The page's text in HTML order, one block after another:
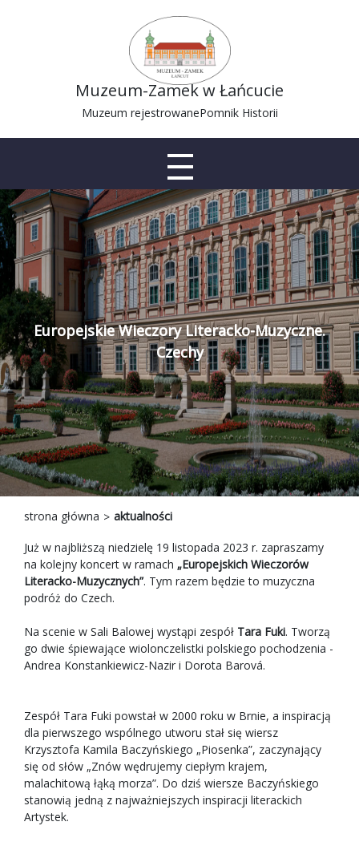
Muzeum-Zamek w Łańcucie
Muzeum rejestrowanePomnik Historii
Europejskie Wieczory Literacko-Muzyczne.
Czechy
strona główna aktualności
Już w najbliższą niedzielę 19 listopada 2023 r. zapraszamy
na kolejny koncert w ramach „Europejskich Wieczorów
Literacko-Muzycznych”. Tym razem będzie to muzyczna
podróż do Czech.
Na scenie w Sali Balowej wystąpi zespół Tara Fuki. Tworzą
go dwie śpiewające wiolonczelistki polskiego pochodzenia -
Andrea Konstankiewicz-Nazir i Dorota Barová.
Zespół Tara Fuki powstał w 2000 roku w Brnie, a inspiracją
dla pierwszego wspólnego utworu stał się wiersz
Krzysztofa Kamila Baczyńskiego „Piosenka”, zaczynający
się od słów „Znów wędrujemy ciepłym krajem,
malachitową łąką morza”. Do dziś wiersze Baczyńskiego
stanowią jedną z najważniejszych inspiracji literackich
Artystek.